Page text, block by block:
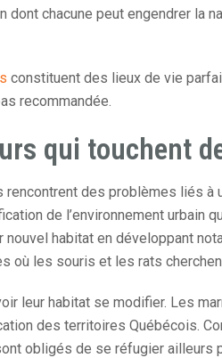
dont chacune peut engendrer
constituent des lieux de vie
recommandée.
qui touchent
des problèmes liés à
de l’environnement
nouvel habitat en développant
où les souris et les rats
leur habitat se modifier. Les
des territoires Québécois.
obligés de se réfugier ailleurs